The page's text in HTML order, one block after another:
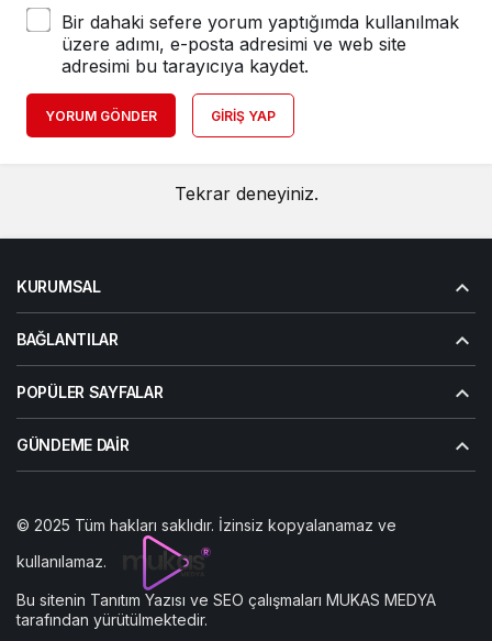
Bir dahaki sefere yorum yaptığımda kullanılmak
üzere adımı, e-posta adresimi ve web site
adresimi bu tarayıcıya kaydet.
YORUM GÖNDER GIRIŞ YAP
Tekrar deneyiniz.
KURUMSAL
BAĞLANTILAR
POPÜLER SAYFALAR
GÜNDEME DAIR
© 2025 Tüm hakları saklıdır. İzinsiz kopyalanamaz ve
kullanılamaz.
Bu sitenin Tanıtım Yazısı ve SEO çalışmaları MUKAS MEDYA
tarafından yürütülmektedir.